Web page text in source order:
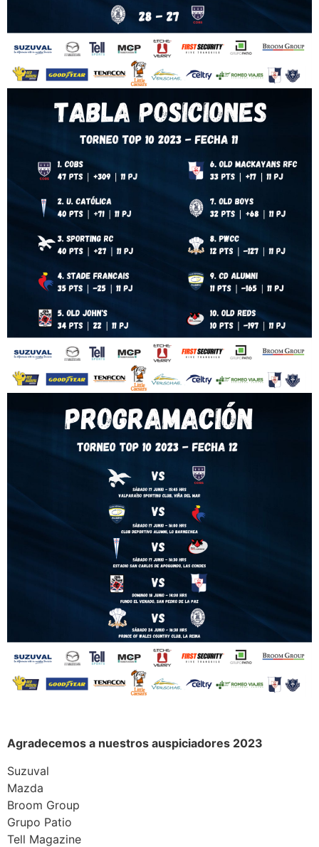
Agradecemos a nuestros auspiciadores 2023
Suzuval
Mazda
Broom Group
Grupo Patio
Tell Magazine